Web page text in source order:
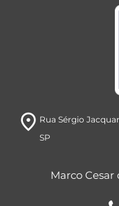
room Rua Sérgio
SP
Marco Cesar